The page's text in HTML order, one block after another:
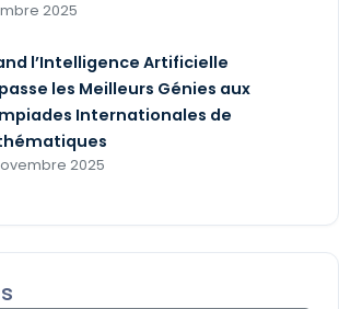
2025
l’Intelligence Artificielle
les Meilleurs Génies aux
Internationales de
2025